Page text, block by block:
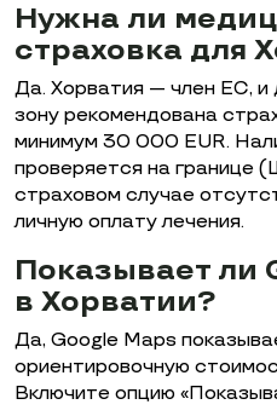
Нужна ли
страховка для
Да. Хорватия — член ЕС,
зону рекомендована
минимум 30 000 EUR.
проверяется на границе
страховом случае
личную оплату лечения.
Показывает ли
в Хорватии?
Да, Google Maps
ориентировочную
Включите опцию